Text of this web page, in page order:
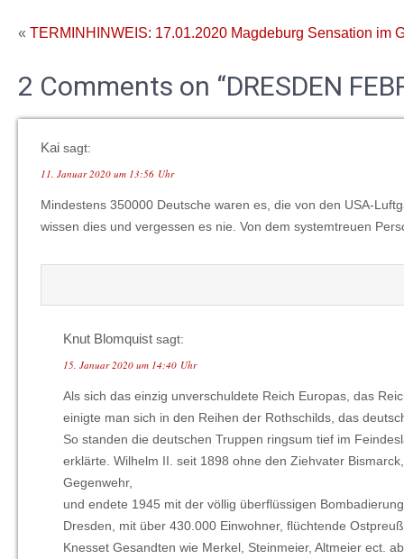
« TERMINHINWEIS: 17.01.2020 Magdeburg Sensation im
2 Comments on “DRESDEN
Kai sagt:
11. Januar 2020 um 13:56 Uhr
Mindestens 350000 Deutsche waren es, die von den USA-
wissen dies und vergessen es nie. Von dem systemtreuen
Knut Blomquist sagt:
15. Januar 2020 um 14:40 Uhr
Als sich das einzig unverschuldete Reich Europas, das
einigte man sich in den Reihen der Rothschilds, das
So standen die deutschen Truppen ringsum tief im
erklärte. Wilhelm II. seit 1898 ohne den Ziehvater
Gegenwehr,
und endete 1945 mit der völlig überflüssigen
Dresden, mit über 430.000 Einwohner, flüchtende
Knesset Gesandten wie Merkel, Steinmeier, Altmeier ect.